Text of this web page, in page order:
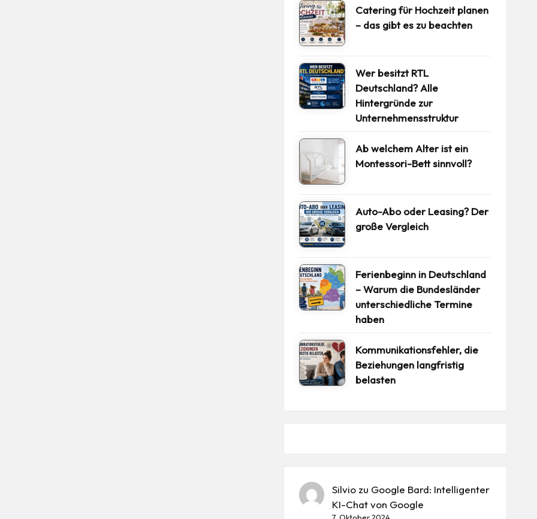
Catering für Hochzeit planen
– das gibt es zu beachten
Wer besitzt RTL
Deutschland? Alle
Hintergründe zur
Unternehmensstruktur
Ab welchem Alter ist ein
Montessori-Bett sinnvoll?
Auto-Abo oder Leasing? Der
große Vergleich
Ferienbeginn in Deutschland
– Warum die Bundesländer
unterschiedliche Termine
haben
Kommunikationsfehler, die
Beziehungen langfristig
belasten
Silvio zu Google Bard: Intelligenter
KI-Chat von Google